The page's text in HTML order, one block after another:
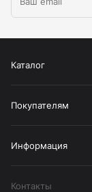
Каталог
Покупателям
Информация
Контакты